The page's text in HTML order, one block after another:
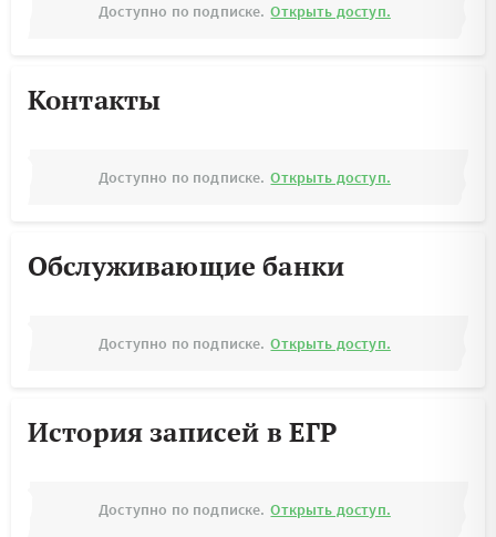
Доступно по подписке. Открыть доступ.
Контакты
Доступно по подписке. Открыть доступ.
Обслуживающие банки
Доступно по подписке. Открыть доступ.
История записей в ЕГР
Доступно по подписке. Открыть доступ.